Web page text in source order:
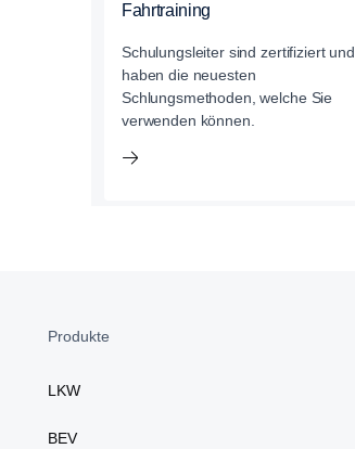
Fahrtraining
Schulungsleiter sind zertifiziert und
haben die neuesten
Schlungsmethoden, welche Sie
verwenden können.
Produkte
LKW
BEV